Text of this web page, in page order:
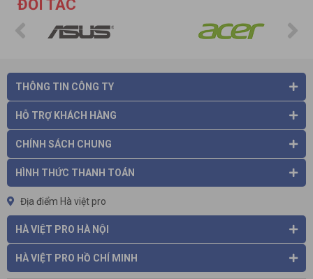
Mọi việc trở nên đơn giản với
Android Smart TVBox và máy trình chiếu cao cấp với độ
phóng hình lớn lên đến 90 inch. Cảm giác thực sự thoả mãn
ĐỐI TÁC
THÔNG TIN CÔNG TY
HỖ TRỢ KHÁCH HÀNG
CHÍNH SÁCH CHUNG
HÌNH THỨC THANH TOÁN
Địa điểm Hà việt pro
HÀ VIỆT PRO HÀ NỘI
HÀ VIỆT PRO HỒ CHÍ MINH